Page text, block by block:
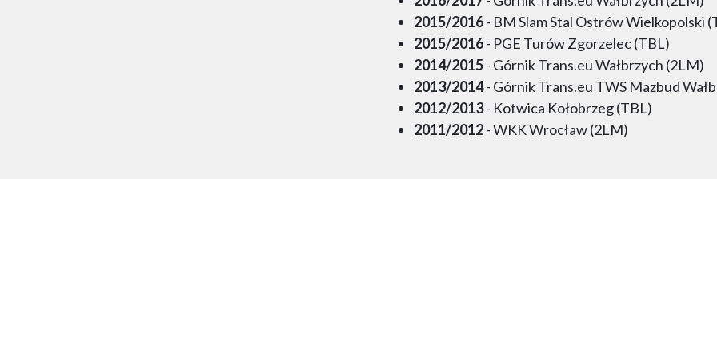
2015/2016- BM Slam Stal Ostrów Wielkopolski
2015/2016- PGE Turów Zgorzelec (TBL)
2014/2015- Górnik Trans.eu Wałbrzych (2LM)
2013/2014- Górnik Trans.eu TWS Mazbud
2012/2013- Kotwica Kołobrzeg (TBL)
2011/2012- WKK Wrocław (2LM)